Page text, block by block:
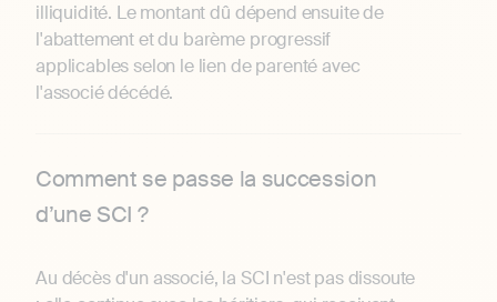
illiquidité. Le montant dû dépend ensuite de
l'abattement et du barème progressif
applicables selon le lien de parenté avec
l'associé décédé.
Comment se passe la succession
d’une SCI ?
Au décès d'un associé, la SCI n'est pas dissoute